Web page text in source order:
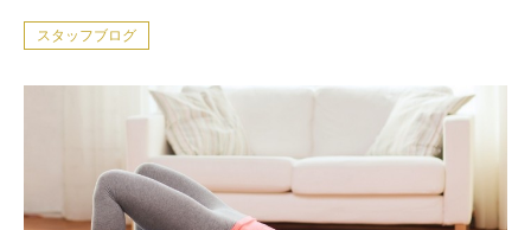
お客様の声（40代）
スタッフブログ